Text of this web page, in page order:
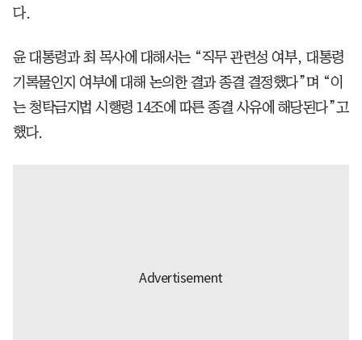
다.
윤 대통령과 최 목사에 대해서는 “직무 관련성 여부, 대통령
기록물인지 여부에 대해 논의한 결과 종결 결정했다”며 “이
는 청탁금지법 시행령 14조에 따른 종결 사유에 해당된다”고
했다.